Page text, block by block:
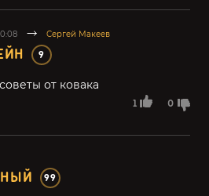
Сергей Макеев
9
1 0
от ковака
99